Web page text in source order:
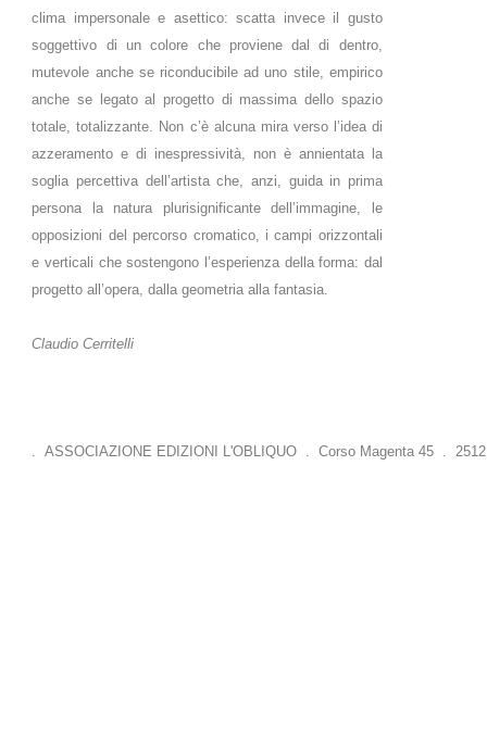
clima impersonale e asettico: scatta invece il gusto
soggettivo di un colore che proviene dal di dentro,
mutevole anche se riconducibile ad uno stile, empirico
anche se legato al progetto di massima dello spazio
totale, totalizzante. Non c’è alcuna mira verso l’idea di
azzeramento e di inespressività, non è annientata la
soglia percettiva dell’artista che, anzi, guida in prima
persona la natura plurisignificante dell’immagine, le
opposizioni del percorso cromatico, i campi orizzontali
e verticali che sostengono l’esperienza della forma: dal
progetto all’opera, dalla geometria alla fantasia.
Claudio Cerritelli
. ASSOCIAZIONE EDIZIONI L'OBLIQUO . Corso Magenta 45 .